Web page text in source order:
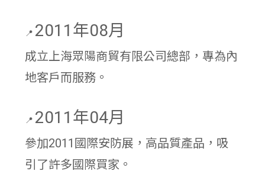
📍 2011年08月
成立上海眾陽商貿有限公司總部，專為內
地客戶而服務。
📍 2011年04月
參加2011國際安防展，高品質產品，吸
引了許多國際買家。